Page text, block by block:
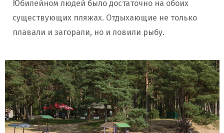
Юбилейном людей было достаточно на обоих
существующих пляжах. Отдыхающие не только
плавали и загорали, но и ловили рыбу.